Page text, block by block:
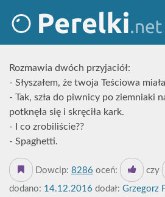
Rozmawia dwóch przyjaciół:
- Słyszałem, że twoja Teściowa
- Tak, szła do piwnicy po ziemniaki
potknęła się i skręciła kark.
- I co zrobiliście??
- Spaghetti.
Dowcip: 8286 oceń: czy
dodano: 14.12.2016 dodał: Grzegorz